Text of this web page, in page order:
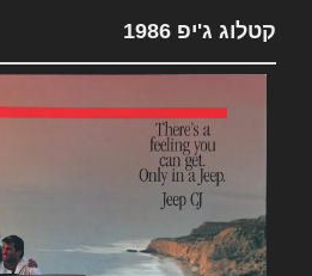
קטלוג ג'יפ 1986